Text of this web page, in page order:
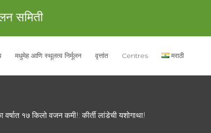
समिती
मधुमेह आणि स्थूलत्व निर्मूलन वृत्तांत Centres मराठी
वर्षात १७ किलो वजन कमी!: कीर्ती लांडेची यशोगाथा!